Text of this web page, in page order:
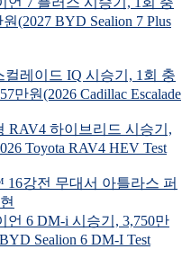
(2027 BYD Sealion 7 Plus
레이드 IQ 시승기, 1회 충
만원(2026 Cadillac Escalade
RAV4 하이브리드 시승기,
Toyota RAV4 HEV Test
강전 무대서 아틀라스 퍼
6 DM-i 시승기, 3,750만
Sealion 6 DM-I Test